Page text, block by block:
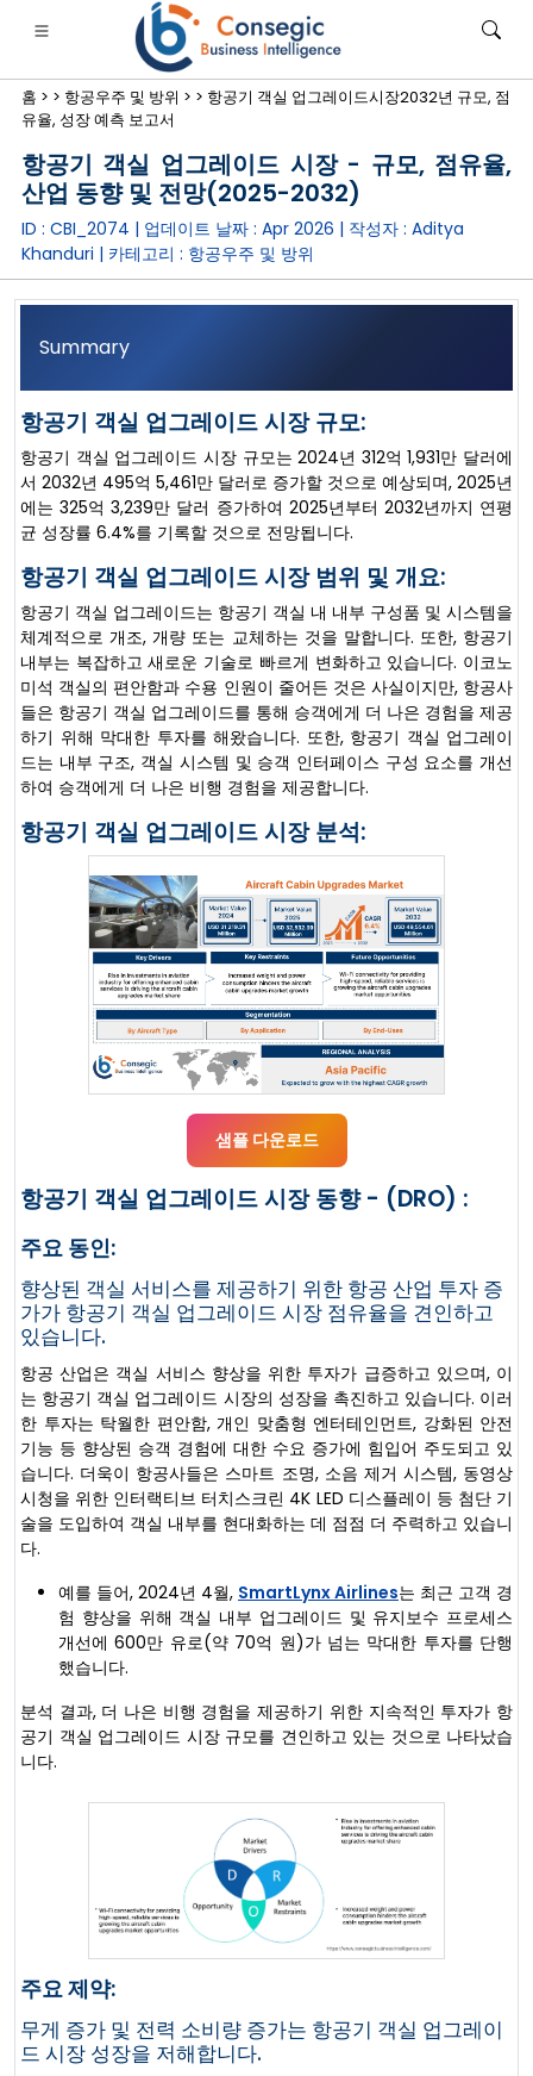
·금융·보험• 소비재 • 에너지 및 전력• 식품 및 음료
• 사례 연구
홈 > > 항공우주 및 방위 > > 항공기 객실 업그레이드시장2032년 규모, 점
유율, 성장 예측 보고서
항공기 객실 업그레이드 시장 - 규모, 점유율,
산업 동향 및 전망(2025-2032)
ID : CBI_2074 | 업데이트 날짜 : Apr 2026 | 작성자 : Aditya
Khanduri | 카테고리 : 항공우주 및 방위
Summary
항공기 객실 업그레이드 시장 규모:
항공기 객실 업그레이드 시장 규모는 2024년 312억 1,931만 달러에
서 2032년 495억 5,461만 달러로 증가할 것으로 예상되며, 2025년
에는 325억 3,239만 달러 증가하여 2025년부터 2032년까지 연평
균 성장률 6.4%를 기록할 것으로 전망됩니다.
항공기 객실 업그레이드 시장 범위 및 개요:
항공기 객실 업그레이드는 항공기 객실 내 내부 구성품 및 시스템을
체계적으로 개조, 개량 또는 교체하는 것을 말합니다. 또한, 항공기
내부는 복잡하고 새로운 기술로 빠르게 변화하고 있습니다. 이코노
미석 객실의 편안함과 수용 인원이 줄어든 것은 사실이지만, 항공사
들은 항공기 객실 업그레이드를 통해 승객에게 더 나은 경험을 제공
하기 위해 막대한 투자를 해왔습니다. 또한, 항공기 객실 업그레이
드는 내부 구조, 객실 시스템 및 승객 인터페이스 구성 요소를 개선
하여 승객에게 더 나은 비행 경험을 제공합니다.
항공기 객실 업그레이드 시장 분석:
샘플 다운로드
항공기 객실 업그레이드 시장 동향 - (DRO) :
주요 동인:
향상된 객실 서비스를 제공하기 위한 항공 산업 투자 증
가가 항공기 객실 업그레이드 시장 점유율을 견인하고
있습니다.
항공 산업은 객실 서비스 향상을 위한 투자가 급증하고 있으며, 이
는 항공기 객실 업그레이드 시장의 성장을 촉진하고 있습니다. 이러
한 투자는 탁월한 편안함, 개인 맞춤형 엔터테인먼트, 강화된 안전
기능 등 향상된 승객 경험에 대한 수요 증가에 힘입어 주도되고 있
습니다. 더욱이 항공사들은 스마트 조명, 소음 제거 시스템, 동영상
시청을 위한 인터랙티브 터치스크린 4K LED 디스플레이 등 첨단 기
술을 도입하여 객실 내부를 현대화하는 데 점점 더 주력하고 있습니
다.
예를 들어, 2024년 4월, SmartLynx Airlines는 최근 고객 경
험 향상을 위해 객실 내부 업그레이드 및 유지보수 프로세스
개선에 600만 유로(약 70억 원)가 넘는 막대한 투자를 단행
했습니다.
분석 결과, 더 나은 비행 경험을 제공하기 위한 지속적인 투자가 항
공기 객실 업그레이드 시장 규모를 견인하고 있는 것으로 나타났습
니다.
주요 제약:
무게 증가 및 전력 소비량 증가는 항공기 객실 업그레이
드 시장 성장을 저해합니다.